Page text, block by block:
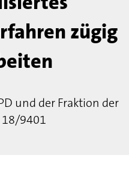
zügig
und der Fraktion der
18/9401